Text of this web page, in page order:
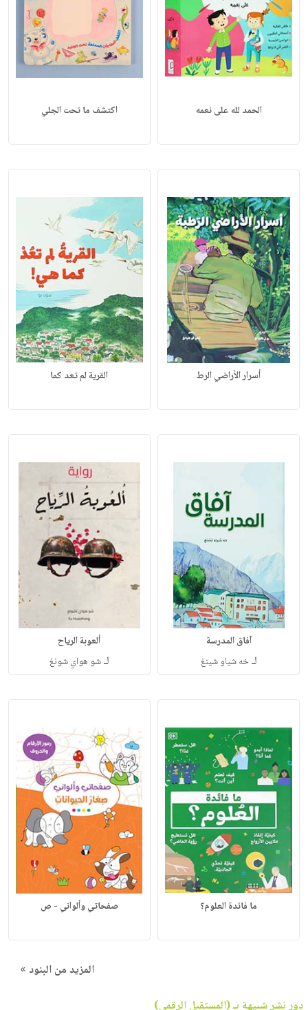
الحمد لله على نعمه اكتشف ما تحت الجلي
أسرار الأراضي الرط القرية لم تعد كما
آفاق المدرسة
لـخه شياو شينغ
ألعوبة الرياح
لـشو هواي شونغ
ما فائدة العلوم؟ صفحاتي وألواني - ص
المزيد من البنود »
دور نشر شبيهة بـ (المستقبل الرقمي)